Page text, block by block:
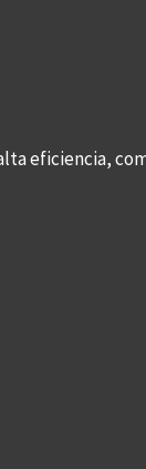
eficiencia,